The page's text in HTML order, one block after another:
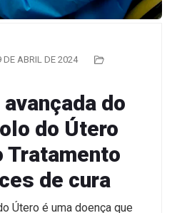
DE ABRIL DE 2024
do
do Útero
Tratamento
de cura
Útero é uma doença que